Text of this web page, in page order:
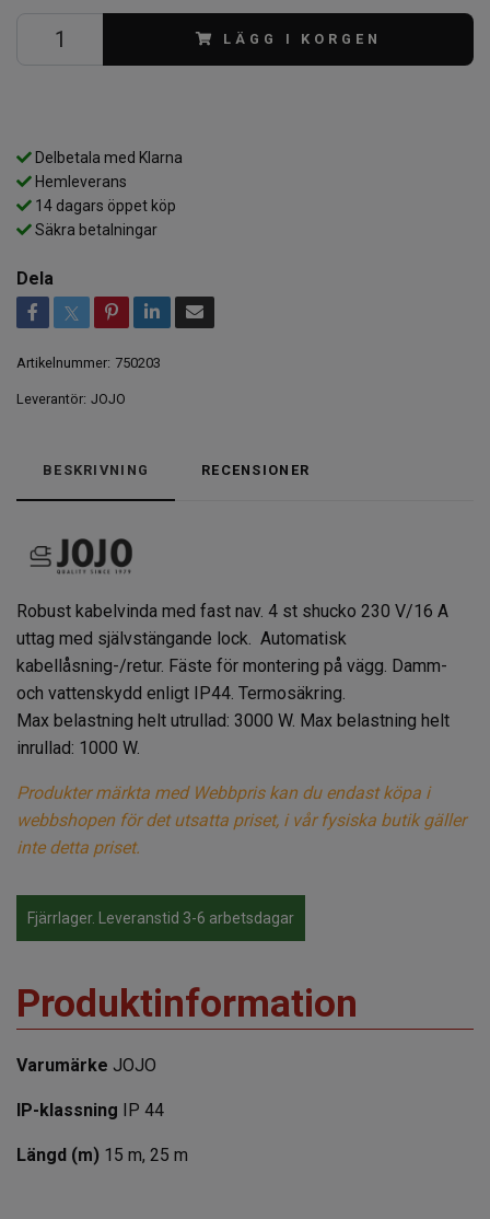
LÄGG I KORGEN
Delbetala med Klarna
Hemleverans
14 dagars öppet köp
Säkra betalningar
Dela
Artikelnummer: 750203
Leverantör: JOJO
BESKRIVNING RECENSIONER
Robust kabelvinda med fast nav. 4 st shucko 230 V/16 A
uttag med självstängande lock. Automatisk
kabellåsning-/retur. Fäste för montering på vägg. Damm-
och vattenskydd enligt IP44. Termosäkring.
Max belastning helt utrullad: 3000 W. Max belastning helt
inrullad: 1000 W.
Produkter märkta med Webbpris kan du endast köpa i
webbshopen för det utsatta priset, i vår fysiska butik gäller
inte detta priset.
Fjärrlager. Leveranstid 3-6 arbetsdagar
Produktinformation
Varumärke JOJO
IP-klassning IP 44
Längd (m) 15 m, 25 m